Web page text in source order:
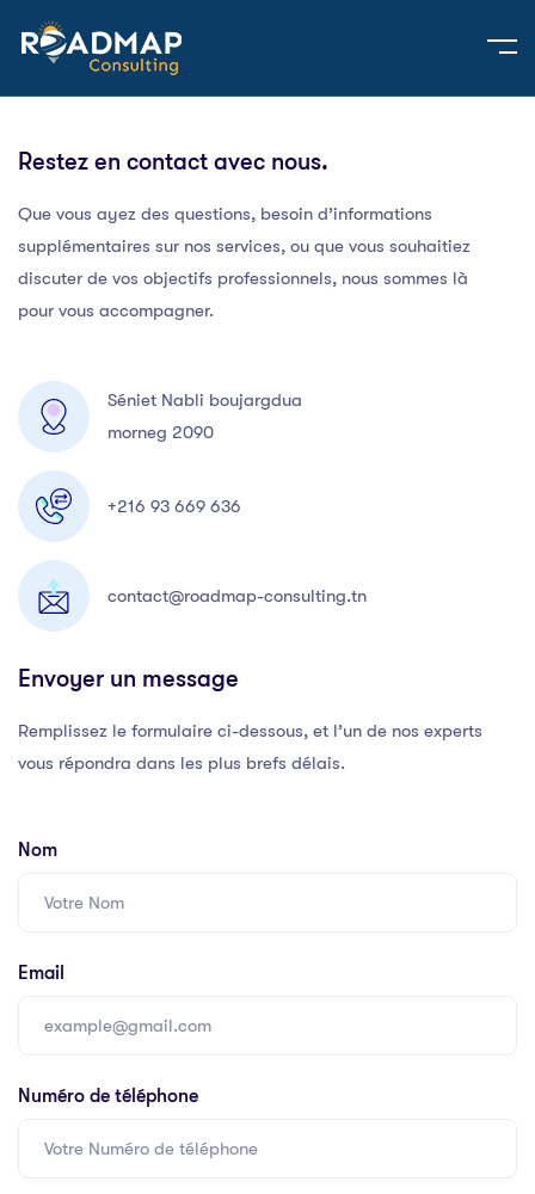
Restez en contact avec nous.
Que vous ayez des questions, besoin d’informations
supplémentaires sur nos services, ou que vous souhaitiez
discuter de vos objectifs professionnels, nous sommes là
pour vous accompagner.
Séniet Nabli boujargdua
morneg 2090
+216 93 669 636
contact@roadmap-consulting.tn
Envoyer un message
Remplissez le formulaire ci-dessous, et l’un de nos experts
vous répondra dans les plus brefs délais.
Nom
Email
Numéro de téléphone